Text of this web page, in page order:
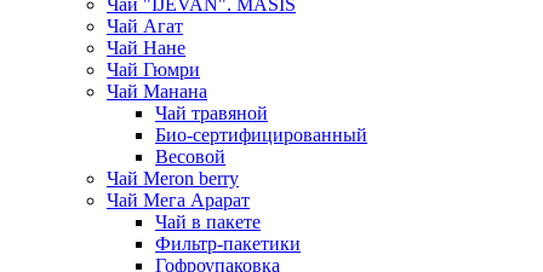
Чай "IJEVAN". MASIS
Чай Агат
Чай Нане
Чай Гюмри
Чай Манана
Чай травяной
Био-сертифицированный
Весовой
Чай Meron berry
Чай Мега Арарат
Чай в пакете
Фильтр-пакетики
Гофроупаковка